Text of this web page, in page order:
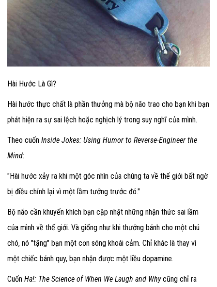
Hài Hước Là Gì?
Hài hước thực chất là phần thưởng mà bộ não trao cho bạn khi bạn
phát hiện ra sự sai lệch hoặc nghịch lý trong suy nghĩ của mình.
Theo cuốn Inside Jokes: Using Humor to Reverse-Engineer the
Mind:
"Hài hước xảy ra khi một góc nhìn của chúng ta về thế giới bất ngờ
bị điều chỉnh lại vì một lầm tưởng trước đó."
Bộ não cần khuyến khích bạn cập nhật những nhận thức sai lầm
của mình về thế giới. Và giống như khi thưởng bánh cho một chú
chó, nó "tặng" bạn một cơn sóng khoái cảm. Chỉ khác là thay vì
một chiếc bánh quy, bạn nhận được một liều dopamine.
Cuốn Ha!: The Science of When We Laugh and Whycũng chỉ ra